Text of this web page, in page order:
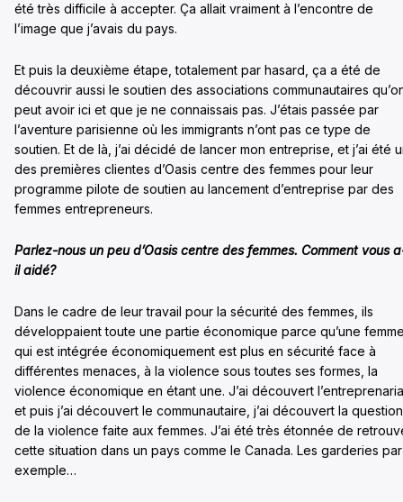
été très difficile à accepter. Ça allait vraiment à l’encontre de
l’image que j’avais du pays.
Et puis la deuxième étape, totalement par hasard, ça a été de
découvrir aussi le soutien des associations communautaires
peut avoir ici et que je ne connaissais pas. J’étais passée par
l’aventure parisienne où les immigrants n’ont pas ce type de
soutien. Et de là, j’ai décidé de lancer mon entreprise, et j’ai été
des premières clientes d’Oasis centre des femmes pour leur
programme pilote de soutien au lancement d’entreprise par des
femmes entrepreneurs.
Parlez-nous un peu d’Oasis centre des femmes. Comment vous
il aidé?
Dans le cadre de leur travail pour la sécurité des femmes, ils
développaient toute une partie économique parce qu’une
qui est intégrée économiquement est plus en sécurité face à
différentes menaces, à la violence sous toutes ses formes, la
violence économique en étant une. J’ai découvert
et puis j’ai découvert le communautaire, j’ai découvert la question
de la violence faite aux femmes. J’ai été très étonnée de
cette situation dans un pays comme le Canada. Les garderies par
exemple…